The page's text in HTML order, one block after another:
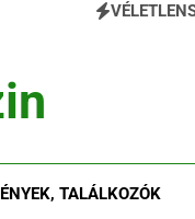
TALÁLKOZÓK